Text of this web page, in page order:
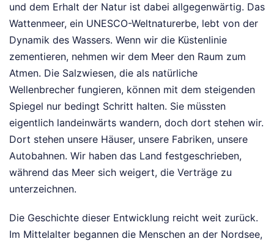
und dem Erhalt der Natur ist dabei allgegenwärtig. Das
Wattenmeer, ein UNESCO-Weltnaturerbe, lebt von der
Dynamik des Wassers. Wenn wir die Küstenlinie
zementieren, nehmen wir dem Meer den Raum zum
Atmen. Die Salzwiesen, die als natürliche
Wellenbrecher fungieren, können mit dem steigenden
Spiegel nur bedingt Schritt halten. Sie müssten
eigentlich landeinwärts wandern, doch dort stehen wir.
Dort stehen unsere Häuser, unsere Fabriken, unsere
Autobahnen. Wir haben das Land festgeschrieben,
während das Meer sich weigert, die Verträge zu
unterzeichnen.
Die Geschichte dieser Entwicklung reicht weit zurück.
Im Mittelalter begannen die Menschen an der Nordsee,